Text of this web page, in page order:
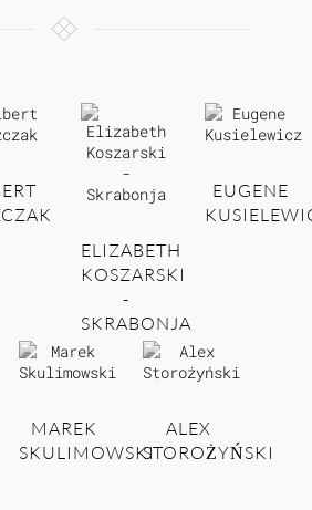
ELIZABETH
KOSZARSKI
-
SKRABONJA
EUGENE
MAREK
SKULIMOWSKI
ALEX
STOROŻYŃSKI